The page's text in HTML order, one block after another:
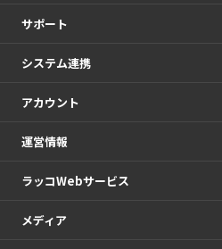
サポート
システム連携
アカウント
運営情報
ラッコWebサービス
メディア